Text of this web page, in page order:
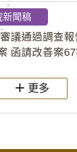
新聞稿
議通過調查
函請改善案
更多